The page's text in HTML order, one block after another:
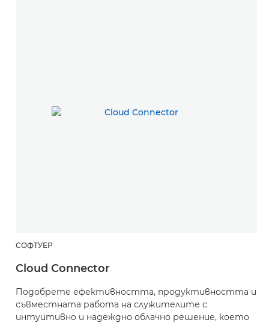
СОФТУЕР
Cloud Connector
Подобрете ефективността, продуктивността и
съвместната работа на служителите с
интуитивно и надеждно облачно решение, което